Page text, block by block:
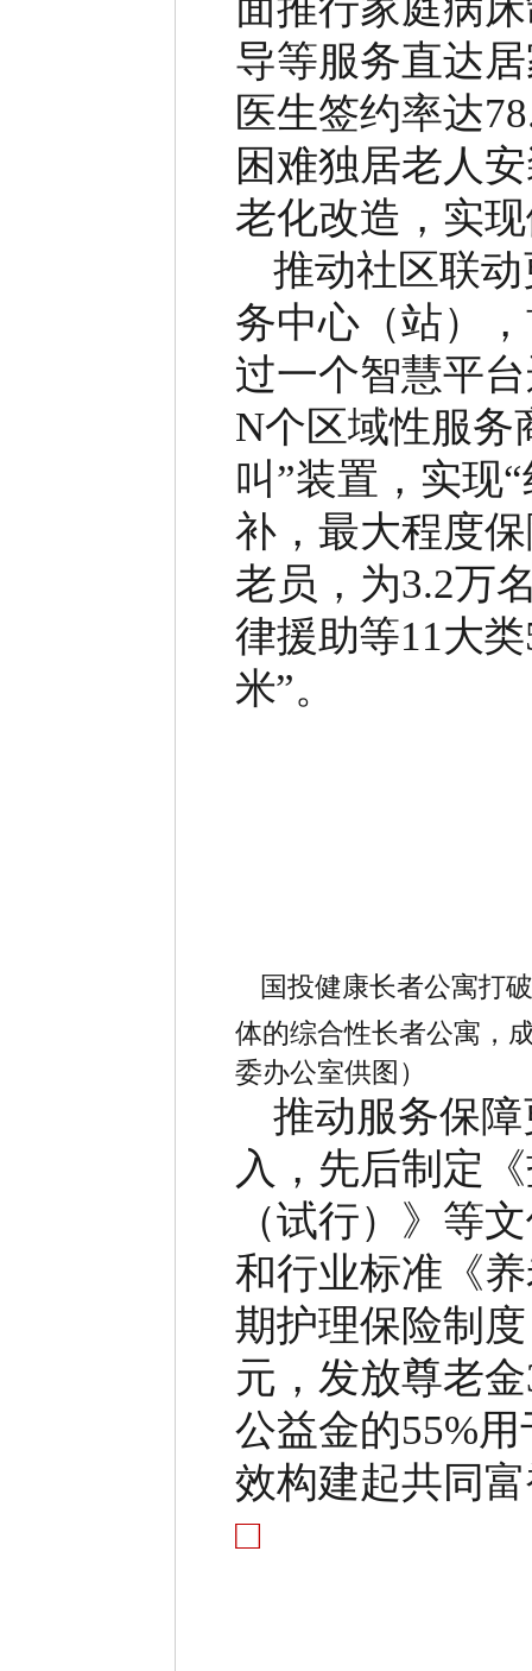
导等服务直达
医生签约率达
困难独居老人
老化改造，实
推动社区联
务中心（站）
过一个智慧平
N个区域性服务
叫 ”装置，实现“
补，最大程度
老员，为3.2万
律援助等11大类
米”。
国投健康长者公寓打破
体的综合性长者公寓，
委办公室供图）
推动服务保
入，先后制定
（试行）》等
和行业标准《
期护理保险制
元，发放尊老金
公益金的55%
效构建起共同
□